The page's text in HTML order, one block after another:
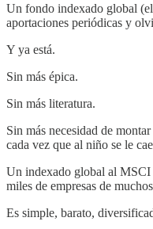
Un fondo indexado global
aportaciones periódicas y
Y ya está.
Sin más épica.
Sin más literatura.
Sin más necesidad de
cada vez que al niño se le
Un indexado global al
miles de empresas de
Es simple, barato,